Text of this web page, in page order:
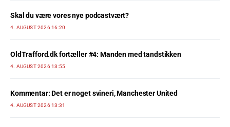
Skal du være vores nye podcastvært?
4. AUGUST 2026 16:20
OldTrafford.dk fortæller #4: Manden med tandstikken
4. AUGUST 2026 13:55
Kommentar: Det er noget svineri, Manchester United
4. AUGUST 2026 13:31